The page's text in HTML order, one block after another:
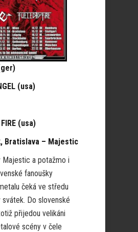
(usa)
FIRE (usa)
Bratislava – Majestic
Majestic a potažmo i
fanoušky
čeká ve středu
svátek. Do slovenské
přijedou velikáni
scény v čele